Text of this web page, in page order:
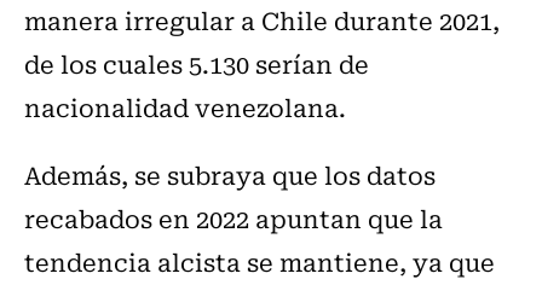
manera irregular a Chile durante 2021,
de los cuales 5.130 serían de
nacionalidad venezolana.
Además, se subraya que los datos
recabados en 2022 apuntan que la
tendencia alcista se mantiene, ya que